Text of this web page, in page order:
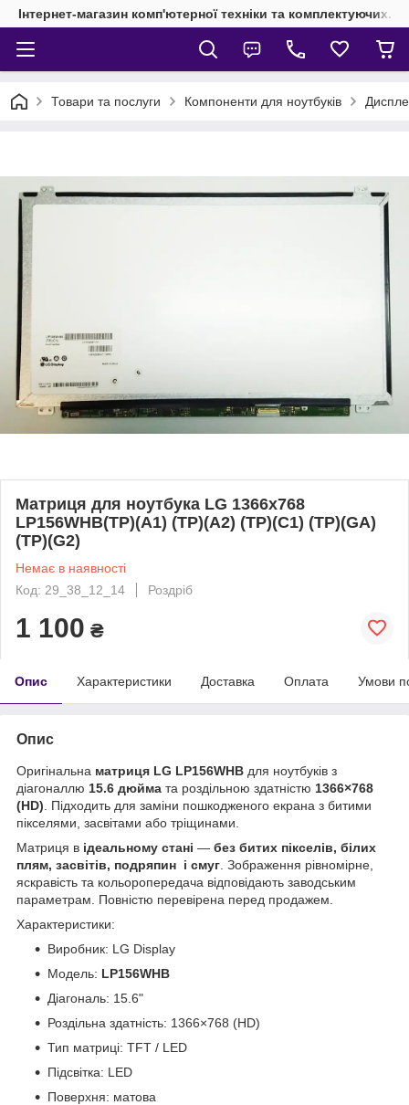
Інтернет-магазин комп'ютерної техніки та комплектуючих.
Товари та послуги Компоненти для ноутбуків
Матриця для ноутбука LG 1366x768
LP156WHB(TP)(A1) (TP)(A2) (TP)(C1) (TP)(GA)
(TP)(G2)
Немає в наявності
Код: 29_38_12_14
Роздріб
1 100 ₴
Опис Характеристики Доставка Оплата Умови
Опис
Оригінальна матриця LG LP156WHB для ноутбуків з
діагоналлю 15.6 дюйма та роздільною здатністю 1366×768
(HD) . Підходить для заміни пошкодженого екрана з битими
пікселями, засвітами або тріщинами.
Матриця в ідеальному стані — без битих пікселів, білих
плям, засвітів, подряпин і смуг . Зображення рівномірне,
яскравість та кольоропередача відповідають заводським
параметрам. Повністю перевірена перед продажем.
Характеристики:
Виробник: LG Display
Модель: LP156WHB
Діагональ: 15.6"
Роздільна здатність: 1366×768 (HD)
Тип матриці: TFT / LED
Підсвітка: LED
Поверхня: матова